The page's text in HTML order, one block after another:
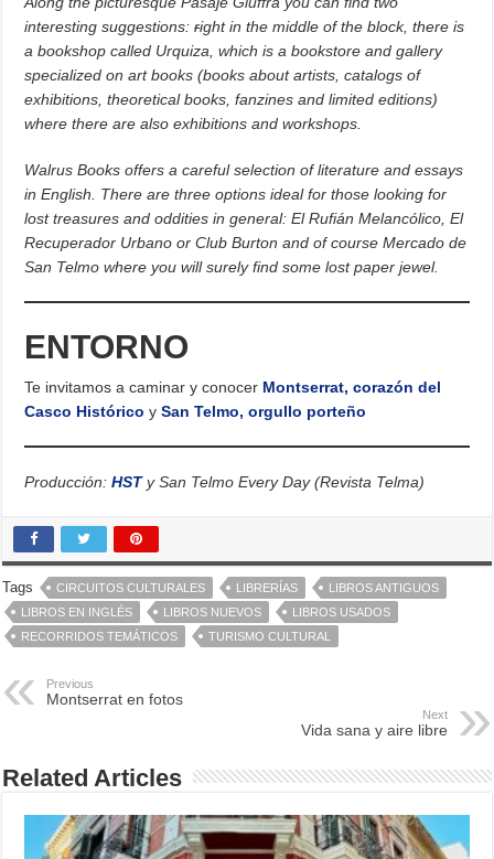
interesting suggestions:right in the middle of the block, there is
a bookshop called Urquiza, which is a bookstore and gallery
specialized on art books (books about artists, catalogs of
exhibitions, theoretical books, fanzines and limited editions)
where there are also exhibitions and workshops.
Walrus Books offers a careful selection of literature and essays
in English. There are three options ideal for those looking for
lost treasures and oddities in general: El Rufián Melancólico, El
Recuperador Urbano or Club Burton and of course Mercado de
San Telmo where you will surely find some lost paper jewel.
ENTORNO
Te invitamos a caminar y conocer Montserrat, corazón del
Casco Histórico ySan Telmo, orgullo porteño
Producción:HSTy San Telmo Every Day (Revista Telma)
Tags CIRCUITOS CULTURALES LIBRERÍAS
LIBROS ANTIGUOS
LIBROS EN INGLÉS
LIBROS NUEVOS
LIBROS USADOS
RECORRIDOS TEMÁTICOS
TURISMO CULTURAL
Previous
Montserrat en fotos
Next
Vida sana y aire libre
Related Articles